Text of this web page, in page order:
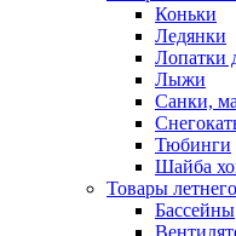
Коньки
Ледянки
Лопатки
Лыжи
Санки,
Тюбинги
Шайба
Товары
Бассейны